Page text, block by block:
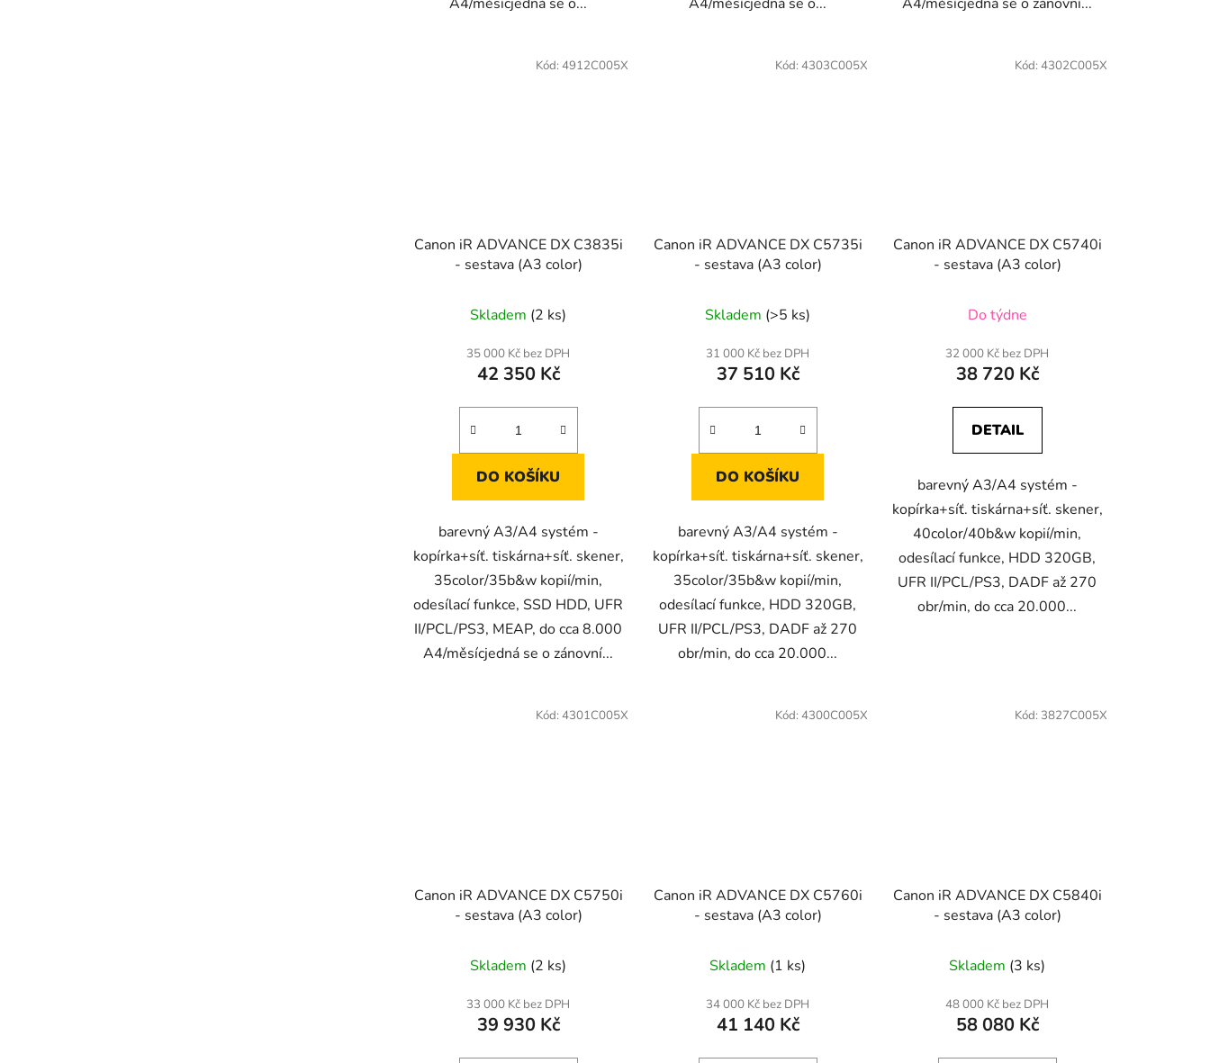
Canon iR ADVANCE DX C3835i
- sestava (A3 color)
Skladem (2 ks)
35 000 Kč bez DPH
42 350 Kč
DO KOŠÍKU
barevný A3/A4 systém -
kopírka+síť. tiskárna+síť. skener,
35color/35b&w kopií/min,
odesílací funkce, SSD HDD, UFR
II/PCL/PS3, MEAP, do cca 8.000
A4/měsícjedná se o zánovní...
Kód: 4912C005X
Canon iR ADVANCE DX C5735i
- sestava (A3 color)
Skladem (>5 ks)
31 000 Kč bez DPH
37 510 Kč
DO KOŠÍKU
barevný A3/A4 systém -
kopírka+síť. tiskárna+síť. skener,
35color/35b&w kopií/min,
odesílací funkce, HDD 320GB,
UFR II/PCL/PS3, DADF až 270
obr/min, do cca 20.000...
Kód: 4303C005X
Canon iR ADVANCE DX C5740i
- sestava (A3 color)
Do týdne
32 000 Kč bez DPH
38 720 Kč
DETAIL
barevný A3/A4 systém -
kopírka+síť. tiskárna+síť. skener,
40color/40b&w kopií/min,
odesílací funkce, HDD 320GB,
UFR II/PCL/PS3, DADF až 270
obr/min, do cca 20.000...
Kód: 4302C005X
Canon iR ADVANCE DX C5750i
- sestava (A3 color)
Skladem (2 ks)
33 000 Kč bez DPH
39 930 Kč
Kód: 4301C005X
Canon iR ADVANCE DX C5760i
- sestava (A3 color)
Skladem (1 ks)
34 000 Kč bez DPH
41 140 Kč
Kód: 4300C005X
Canon iR ADVANCE DX C5840i
- sestava (A3 color)
Skladem (3 ks)
48 000 Kč bez DPH
58 080 Kč
Kód: 3827C005X